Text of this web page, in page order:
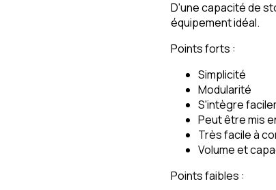
D'une capacité de
équipement idéal.
Points forts :
Simplicité
Modularité
S'intègre
Peut être mis
Très facile à
Volume et
Points faibles :